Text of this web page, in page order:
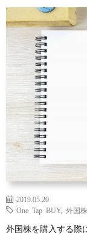
2019.05.20
One Tap BUY, 外国
外国株を購入する際